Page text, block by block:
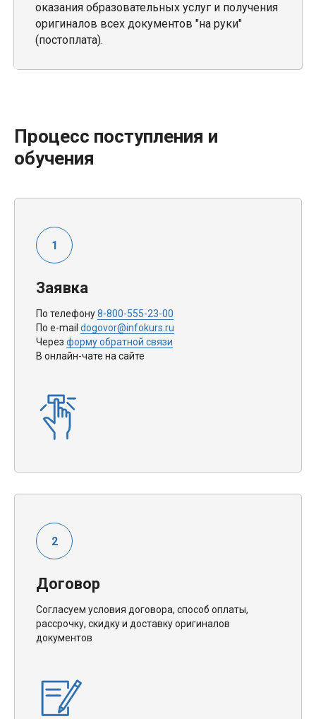
оказания образовательных услуг и получения
оригиналов всех документов "на руки"
(постоплата).
Процесс поступления и
обучения
Заявка
По телефону8-800-555-23-00
По e-mail dogovor@infokurs.ru
Через форму обратной связи
В онлайн-чате на сайте
Договор
Согласуем условия договора, способ оплаты,
рассрочку, скидку и доставку оригиналов
документов